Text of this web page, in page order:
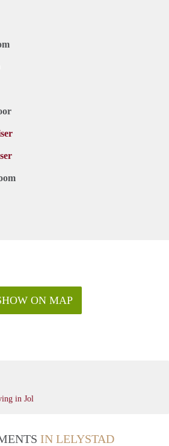
of wilt u meer informatie
info@rvewonen.nl
ON MAP
in Jol
IN LELYSTAD